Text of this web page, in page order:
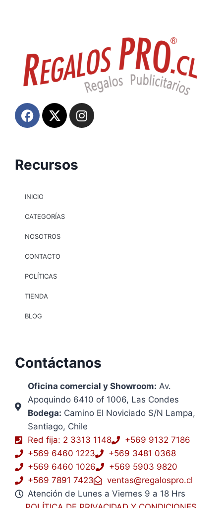
Contáctanos
Oficina comercial y Showroom: Av.
Apoquindo 6410 of 1006, Las Condes
Bodega: Camino El Noviciado S/N Lampa,
Santiago, Chile
Red fija: 2 3313 1148
+569 9132 7186
+569 6460 1223
+569 3481 0368
+569 6460 1026
+569 5903 9820
+569 7891 7423
ventas@regalospro.cl
Atención de Lunes a Viernes 9 a 18 Hrs
Recursos
INICIO
CATEGORÍAS
NOSOTROS
CONTACTO
POLÍTICAS
TIENDA
BLOG